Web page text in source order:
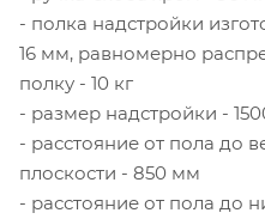
- полка надстройки
16 мм, равномерно
полку - 10 кг
- размер надстройки -
- расстояние от пола до
плоскости - 850 мм
- расстояние от пола до